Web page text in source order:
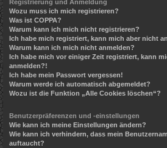
Registrierung und Anmeldung
Wozu muss ich mich registrieren?
Was ist COPPA?
Warum kann ich mich nicht registrieren?
Ich habe mich registriert, kann mich aber nicht
Warum kann ich mich nicht anmelden?
Ich habe mich vor einiger Zeit registriert, kann
anmelden?!
Ich habe mein Passwort vergessen!
Warum werde ich automatisch abgemeldet?
Wozu ist die Funktion „Alle Cookies löschen“?
Benutzerpräferenzen und -einstellungen
Wie kann ich meine Einstellungen ändern?
Wie kann ich verhindern, dass mein
auftaucht?